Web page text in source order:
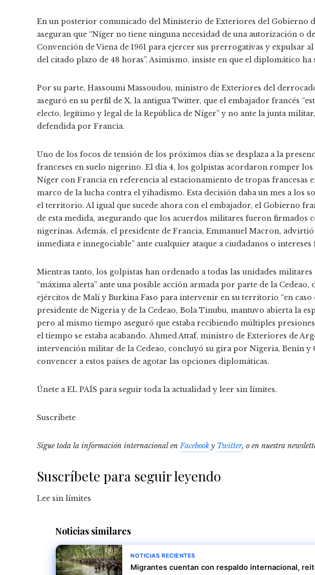
En un posterior comunicado del Ministerio de Exteriores del Gobierno
aseguran que “Níger no tiene ninguna necesidad de una autorización o
Convención de Viena de 1961 para ejercer sus prerrogativas y expulsar
del citado plazo de 48 horas”. Asimismo, insiste en que el diplomático
Por su parte, Hassoumi Massoudou, ministro de Exteriores del
aseguró en su perfil de X, la antigua Twitter, que el embajador francés
electo, legítimo y legal de la República de Níger” y no ante la junta
defendida por Francia.
Uno de los focos de tensión de los próximos días se desplaza a la
franceses en suelo nigerino. El día 4, los golpistas acordaron romper
Níger con Francia en referencia al estacionamiento de tropas francesas
marco de la lucha contra el yihadismo. Esta decisión daba un mes a los
el territorio. Al igual que sucede ahora con el embajador, el Gobierno
de esta medida, asegurando que los acuerdos militares fueron firmados
nigerinas. Además, el presidente de Francia, Emmanuel Macron, advirtió
inmediata e innegociable” ante cualquier ataque a ciudadanos o intereses
Mientras tanto, los golpistas han ordenado a todas las unidades militares
“máxima alerta” ante una posible acción armada por parte de la Cedeao,
ejércitos de Malí y Burkina Faso para intervenir en su territorio “en caso
presidente de Nigeria y de la Cedeao, Bola Tinubu, mantuvo abierta la
pero al mismo tiempo aseguró que estaba recibiendo múltiples
el tiempo se estaba acabando. Ahmed Attaf, ministro de Exteriores de
intervención militar de la Cedeao, concluyó su gira por Nigeria, Benín y
convencer a estos países de agotar las opciones diplomáticas.
Únete a EL PAÍS para seguir toda la actualidad y leer sin límites.
Suscríbete
Sigue toda la información internacional enFacebook y Twitter, o en nuestra
Suscríbete para seguir leyendo
Lee sin límites
Noticias similares
NOTICIAS RECIENTES
Migrantes cuentan con respaldo internacional,